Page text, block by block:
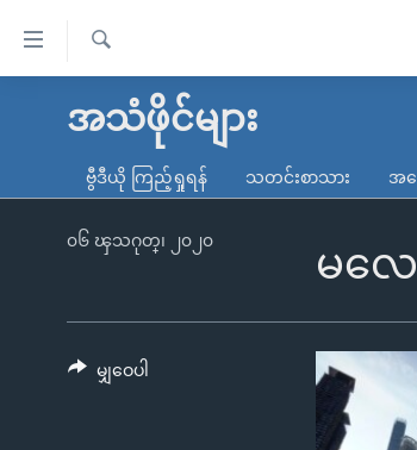
လွယ်ကူ
သည့်
မူလစာမျက်နှာ
ကမ္ဘာ့သတင်းများ
နိုင်ငံတကာ
တရုတ်
အစ္စရေး-ပါလက်စတိုင်း
ရပ်ဝန်းတခု လမ်းတခု အလွန်
အင်္ဂလိပ်စာလေ့လာမယ်
ရ
အသံဖိုင်များ
ဗွီဒီယို ကြည့်ရှုရန် သတင်းစာသား အက
မလေ
၀၆ ၾသဂုတ္၊ ၂၀၂၀
မျှဝေပါ